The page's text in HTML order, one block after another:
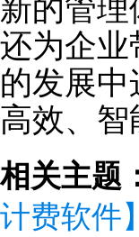
新的管
还为企业
的发展
高效、智
相关主题
计费软件】